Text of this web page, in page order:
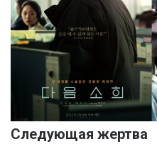
Следующая жертва